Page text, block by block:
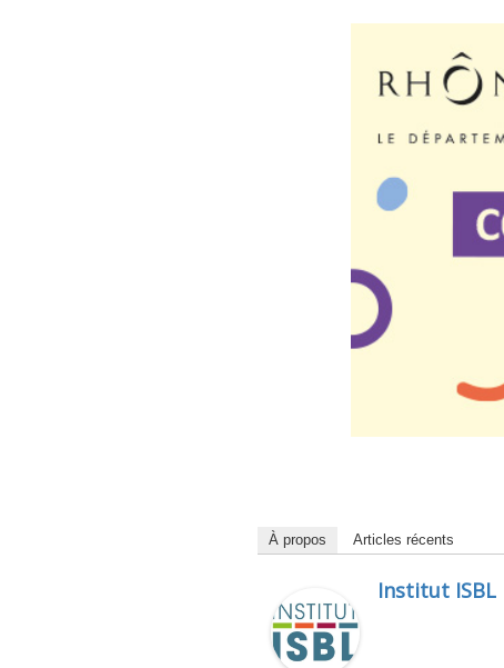
À propos Articles récents
Institut ISBL